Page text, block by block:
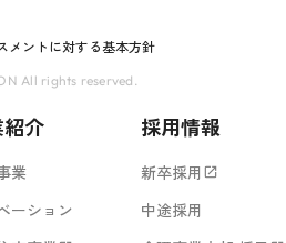
メントに対する基本方針
All rights reserved.
介
業
ーション
採用情報
新卒採用 open_in_new
中途採用